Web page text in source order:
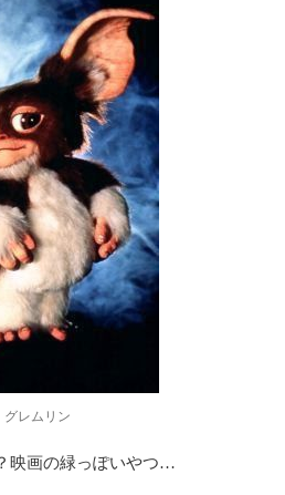
グレムリン
映画の緑っぽいやつ…